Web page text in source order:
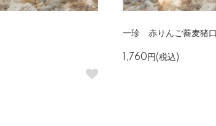
一珍 赤りんご蕎麦猪口
1,760円(税込)